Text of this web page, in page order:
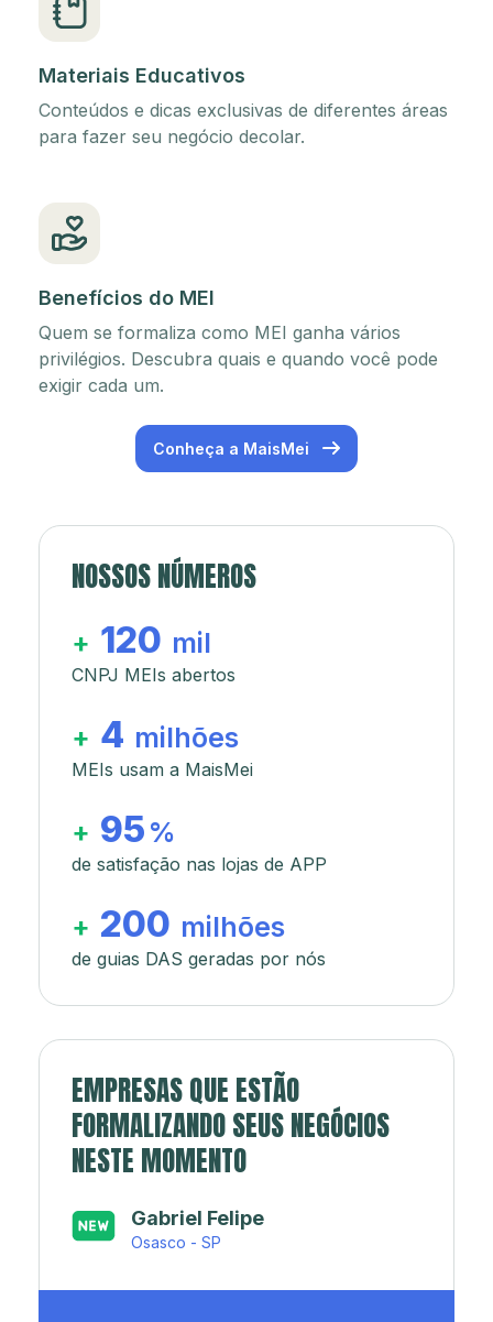
Materiais Educativos
Conteúdos e dicas exclusivas de diferentes áreas
para fazer seu negócio decolar.
Benefícios do MEI
Quem se formaliza como MEI ganha vários
privilégios. Descubra quais e quando você pode
exigir cada um.
Conheça a MaisMei
NOSSOS NÚMEROS
+ 120 mil
CNPJ MEIs abertos
+ 4 milhões
MEIs usam a MaisMei
+ 95 %
de satisfação nas lojas de APP
+ 200 milhões
de guias DAS geradas por nós
EMPRESAS QUE ESTÃO
FORMALIZANDO SEUS NEGÓCIOS
NESTE MOMENTO
Japa’s açaí e sorveteria
Rio de Janeiro - RJ